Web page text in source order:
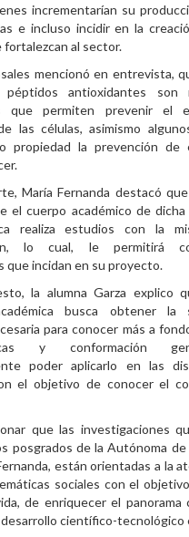
incrementarían su
e incluso incidir en la
fortalezcan al sector.
mencionó en entrevista,
antioxidantes son
que permiten prevenir el
las células, asimismo
propiedad la prevención de
María Fernanda destacó
el cuerpo académico de
realiza estudios con la
lo cual, le permitirá
que incidan en su proyecto.
la alumna Garza explico
busca obtener la
para conocer más a
y conformación
poder aplicarlo en las
el objetivo de conocer el
que las investigaciones
posgrados de la Autónoma de
están orientadas a la
sociales con el
de enriquecer el
científico-tecnológico